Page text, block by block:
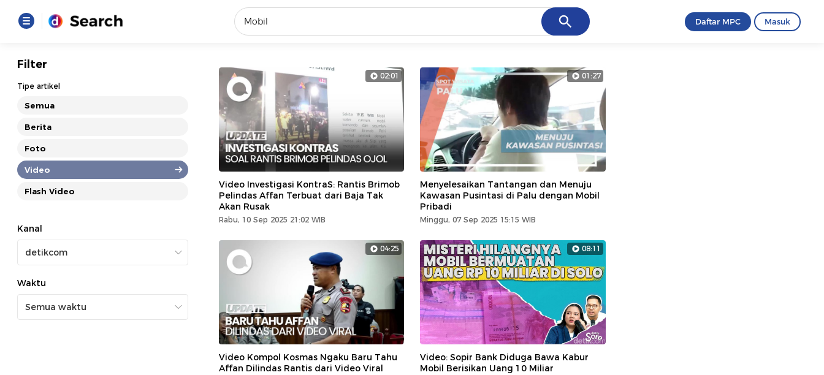
Cancel
Loading...
Promoted
Terakhir yang dicari
Loading...
Daftar MPC Masuk
Filter
Tipe artikel
Semua
Berita
Foto
Video
Flash Video
Kanal
Waktu
02:01
Video Investigasi KontraS: Rantis Brimob
Pelindas Affan Terbuat dari Baja Tak
Akan Rusak
Rabu, 10 Sep 2025 21:02 WIB
01:27
Menyelesaikan Tantangan dan Menuju
Kawasan Pusintasi di Palu dengan Mobil
Pribadi
Minggu, 07 Sep 2025 15:15 WIB
04:25
Video Kompol Kosmas Ngaku Baru Tahu
Affan Dilindas Rantis dari Video Viral
08:11
Video: Sopir Bank Diduga Bawa Kabur
Mobil Berisikan Uang 10 Miliar